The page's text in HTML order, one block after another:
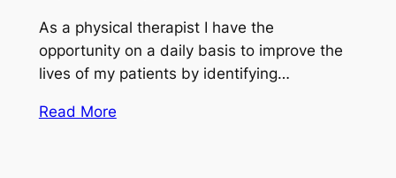
As a physical therapist I have the
opportunity on a daily basis to improve the
lives of my patients by identifying…
Read More